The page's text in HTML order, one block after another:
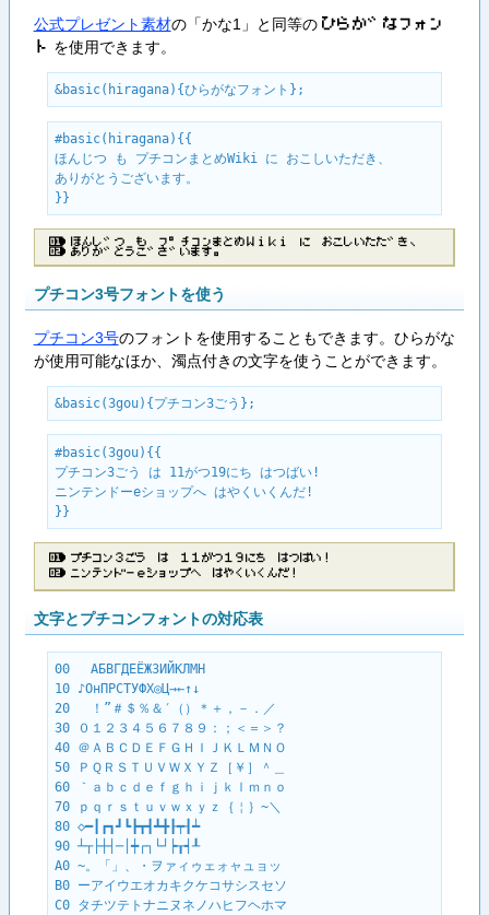
公式プレゼント素材の「かな1」と同等の ひ​ら​が​な​フ​ォ​ン​
ト を使用できます。
&basic(hiragana){ひらがなフォント};
#basic(hiragana){{
ほんじつ も プチコンまとめWiki に おこしいただき、
ありがとうございます。
}}
ほんじつ も フ゜チコンまとめＷｉｋｉ に おこしいただき、
ありがとうございます。
プチコン3号フォントを使う
プチコン3号のフォントを使用することもできます。ひらがな
が使用可能なほか、濁点付きの文字を使うことができます。
&basic(3gou){プチコン3ごう};
#basic(3gou){{
プチコン3ごう は 11がつ19にち はつばい!
ニンテンドーeショップへ はやくいくんだ!
}}
プ​チ​コ​ン​３​ご​う​ ​は​ ​１​１​が​つ​１​９​に​ち​ ​は​つ​ば​い​！
ニ​ン​テ​ン​ド​ー​ｅ​シ​ョ​ッ​プ​へ​ ​は​や​く​い​く​ん​だ​！
文字とプチコンフォントの対応表
00 　АБВГДЕЁЖЗИЙКЛМН
10 ♪ОнПРСТУФХ◎Ц→←↑↓
20 　！”＃＄％＆′（）＊＋，－．／
30 ０１２３４５６７８９：；＜＝＞？
40 ＠ＡＢＣＤＥＦＧＨＩＪＫＬＭＮＯ
50 ＰＱＲＳＴＵＶＷＸＹＺ［￥］＾＿
60 ｀ａｂｃｄｅｆｇｈｉｊｋｌｍｎｏ
70 ｐｑｒｓｔｕｖｗｘｙｚ｛￤｝~＼
80 ◇━┃┏┓┛┗┣┳┫┻╋┠┯┨┷
90 ┴┬├┼┤─│┿┌┐└┘┝┰┥┸
A0 ~。「」、・ヲァィゥェォャュョッ
B0 ーアイウエオカキクケコサシスセソ
C0 タチツテトナニヌネノハヒフヘホマ